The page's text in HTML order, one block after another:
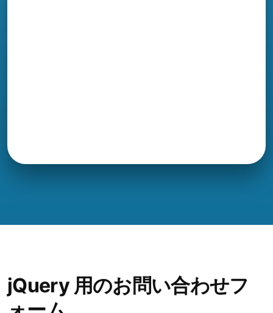
jQuery 用のお問い合わせフ